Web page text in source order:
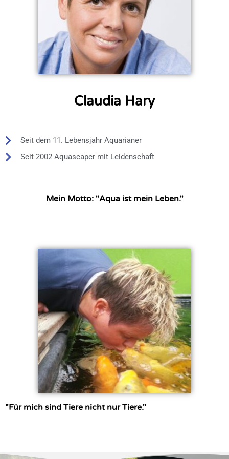
Claudia Hary
Seit dem 11. Lebensjahr Aquarianer
Seit 2002 Aquascaper mit Leidenschaft
Mein Motto: "Aqua ist mein Leben."
"Für mich sind Tiere nicht nur Tiere."